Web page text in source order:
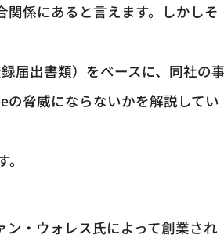
係にあると言えます。しかしそ
届出書類）をベースに、同社の
脅威にならないかを解説してい
・ウォレス氏によって創業され